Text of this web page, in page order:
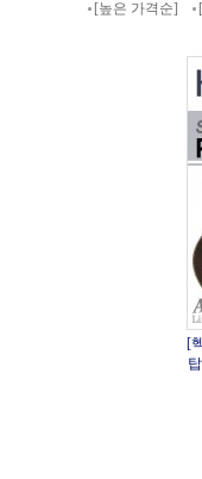
[높은 가격순]
[